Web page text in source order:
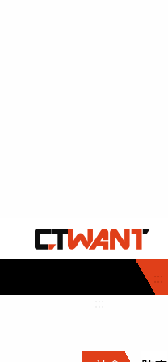
:::
社會首頁
時事
調查